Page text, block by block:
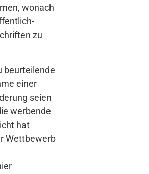
wonach
zu
beurteilende
einer
seien
werbende
hat
Wettbewerb